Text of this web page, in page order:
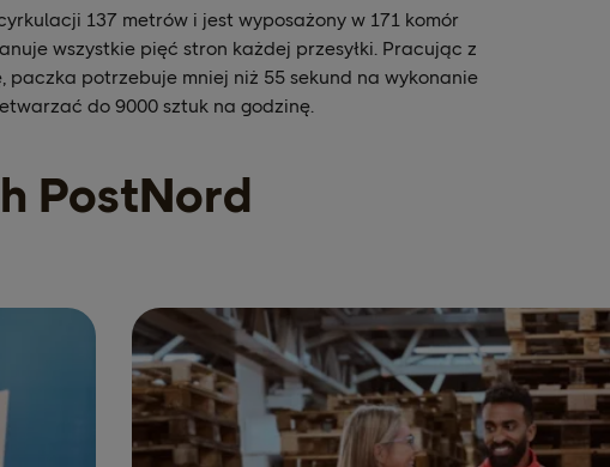
137 metrów i jest wyposażony w 171 komór
wszystkie pięć stron każdej przesyłki. Pracując z
paczka potrzebuje mniej niż 55 sekund na wykonanie
do 9000 sztuk na godzinę.
PostNord